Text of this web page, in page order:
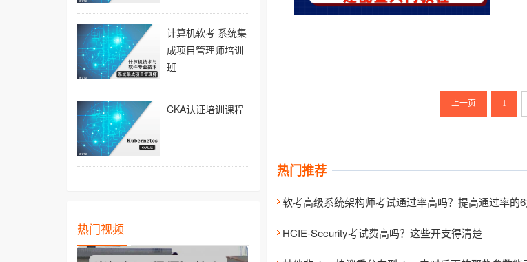
计算机软考 系统集
成项目管理师培训
班
CKA认证培训课程
热门视频
上一页 1
热门推荐
HCIE-Security考试费高吗？这些开支得清楚